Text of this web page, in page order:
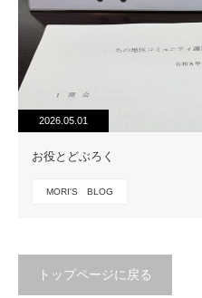
2026.05.01
お役とどぶろく
MORI'S BLOG
トップページに戻る